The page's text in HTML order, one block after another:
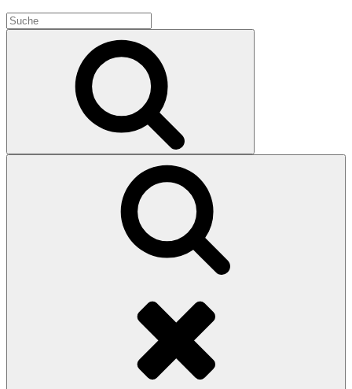
Search
for: